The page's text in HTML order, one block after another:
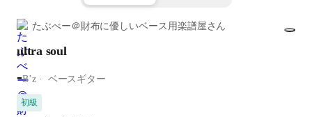
たぶべー＠財布に優しいベース用楽譜屋さん
ultra soul
-B’z ベースギター
初級